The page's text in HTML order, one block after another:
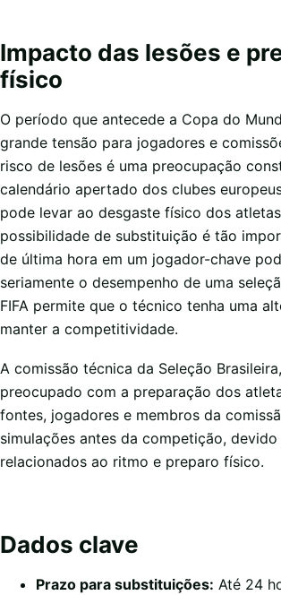
Impacto das lesões e
físico
O período que antecede a Copa do
grande tensão para jogadores e
risco de lesões é uma preocupação
calendário apertado dos clubes
pode levar ao desgaste físico dos
possibilidade de substituição é tão
de última hora em um jogador-chave
seriamente o desempenho de uma
FIFA permite que o técnico tenha uma
manter a competitividade.
A comissão técnica da Seleção
preocupado com a preparação dos
fontes, jogadores e membros da
simulações antes da competição,
relacionados ao ritmo e preparo físico.
Dados clave
Prazo para substituições: Até 24